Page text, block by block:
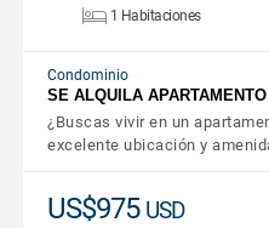
1 Habitaciones
Condominio
SE ALQUILA
¿Buscas vivir en un
excelente ubicación y
US$975 USD